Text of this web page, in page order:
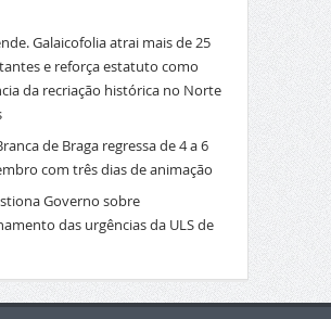
Galaicofolia atrai mais de 25
e reforça estatuto como
da recriação histórica no Norte
de Braga regressa de 4 a 6
com três dias de animação
Governo sobre
das urgências da ULS de